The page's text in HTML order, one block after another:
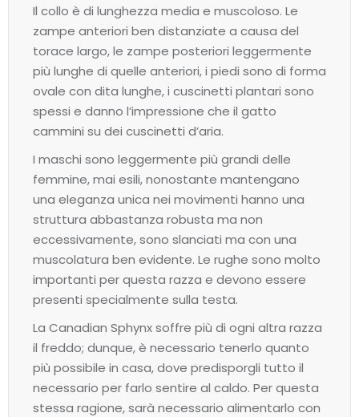
Il collo è di lunghezza media e muscoloso. Le
zampe anteriori ben distanziate a causa del
torace largo, le zampe posteriori leggermente
più lunghe di quelle anteriori, i piedi sono di forma
ovale con dita lunghe, i cuscinetti plantari sono
spessi e danno l’impressione che il gatto
cammini su dei cuscinetti d’aria.
I maschi sono leggermente più grandi delle
femmine, mai esili, nonostante mantengano
una eleganza unica nei movimenti hanno una
struttura abbastanza robusta ma non
eccessivamente, sono slanciati ma con una
muscolatura ben evidente. Le rughe sono molto
importanti per questa razza e devono essere
presenti specialmente sulla testa.
La Canadian Sphynx soffre più di ogni altra razza
il freddo; dunque, è necessario tenerlo quanto
più possibile in casa, dove predisporgli tutto il
necessario per farlo sentire al caldo. Per questa
stessa ragione, sarà necessario alimentarlo con